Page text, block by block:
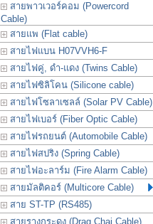
สายพาวเวอร์คอม (Powercord
Cable)
สายแพ (Flat cable)
สายไฟแบน H07VVH6-F
สายไฟคู่, ดำ-แดง (Twins Cable)
สายไฟซิลิโคน (Silicone cable)
สายไฟโซลาเซลล์ (Solar PV Cable)
สายไฟเบอร์ (Fiber Optic Cable)
สายไฟรถยนต์ (Automobile Cable)
สายไฟสปริง (Spring Cable)
สายไฟอะลาร์ม (Fire Alarm Cable)
สายมัลติคอร์ (Multicore Cable)
สาย ST-TP (RS485)
สายรางกระดูงู (Drag Chai Cable)